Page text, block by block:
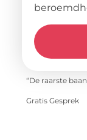
“De raarste
Gratis Gesprek